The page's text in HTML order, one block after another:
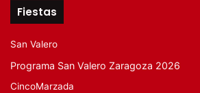
Fiestas
San Valero
Programa San Valero Zaragoza 2026
CincoMarzada